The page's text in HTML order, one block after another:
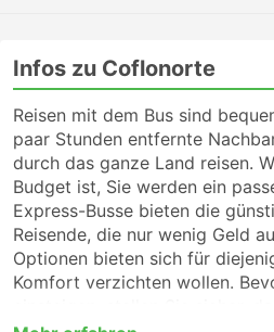
Infos zu Coflonorte
Reisen mit dem Bus sind
paar Stunden entfernte
durch das ganze Land reisen.
Budget ist, Sie werden ein
Express-Busse bieten die
Reisende, die nur wenig Geld
Optionen bieten sich für
Komfort verzichten wollen.